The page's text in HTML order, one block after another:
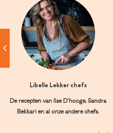
Libelle Lekker chefs
De recepten van Ilse D’hooge, Sandra
Bekkari en al onze andere chefs.